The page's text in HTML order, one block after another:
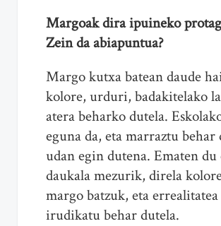
Margoak dira ipuineko
Zein da abiapuntua?
Margo kutxa batean daude
kolore, urduri, badakitelako
atera beharko dutela.
eguna da, eta marraztu behar
udan egin dutena. Ematen du
daukala mezurik, direla
margo batzuk, eta
irudikatu behar dutela.